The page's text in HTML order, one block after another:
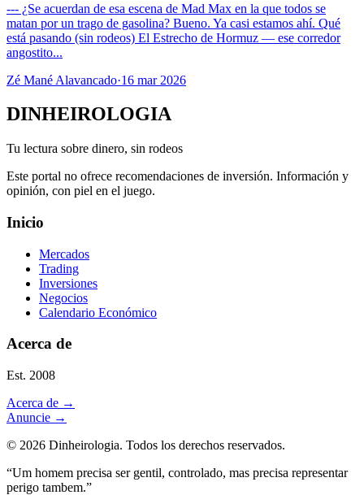
--- ¿Se acuerdan de esa escena de Mad Max en la que todos se
matan por un trago de gasolina? Bueno. Ya casi estamos ahí. Qué
está pasando (sin rodeos) El Estrecho de Hormuz — ese corredor
angostito...
Zé Mané Alavancado·16 mar 2026
DINHEIROLOGIA
Tu lectura sobre dinero, sin rodeos
Este portal no ofrece recomendaciones de inversión. Información y
opinión, con piel en el juego.
Inicio
Mercados
Trading
Inversiones
Negocios
Calendario Económico
Acerca de
Est. 2008
Acerca de →
Anuncie →
© 2026 Dinheirologia. Todos los derechos reservados.
“Um homem precisa ser gentil, controlado, mas precisa representar
perigo tambem.”